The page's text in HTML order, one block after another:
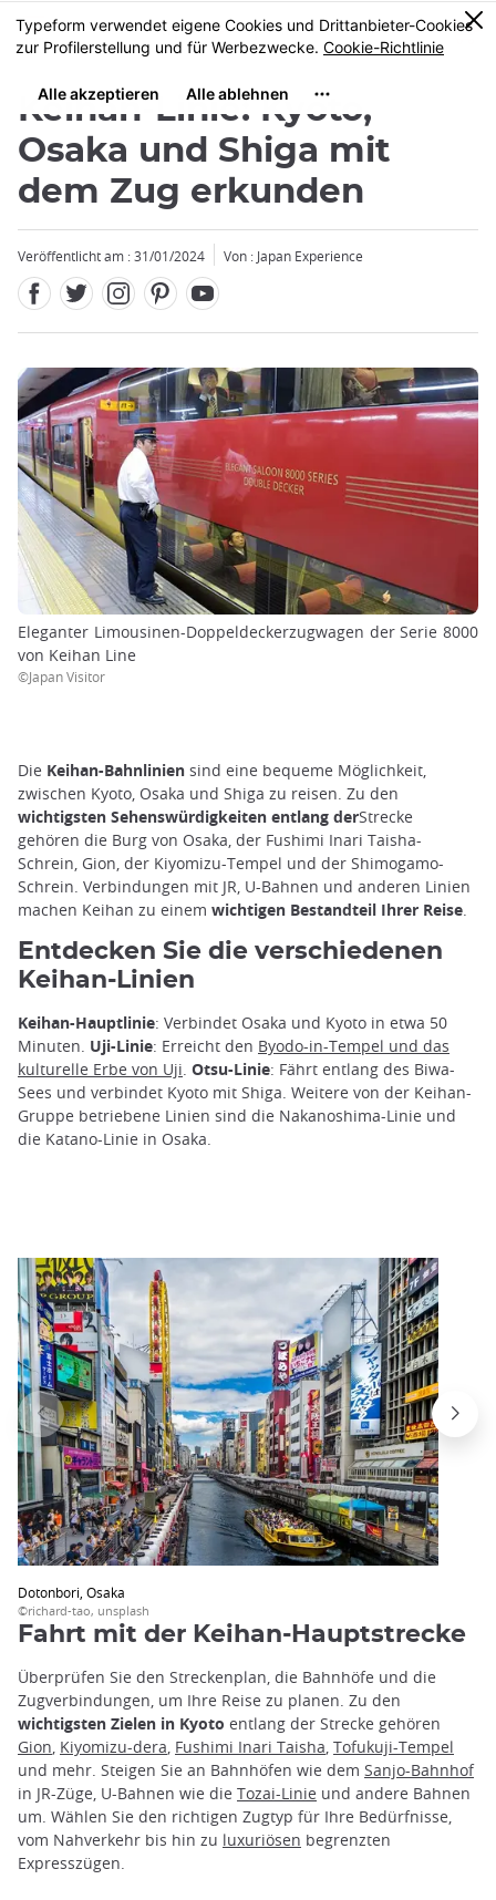
Größe
MENU
0
Keihan-Linie: Kyoto,
Osaka und Shiga mit
dem Zug erkunden
Veröffentlicht am : 31/01/2024 Von : Japan Experience
Eleganter Limousinen-Doppeldeckerzugwagen der Serie 8000
von Keihan Line
©Japan Visitor
Die Keihan-Bahnlinien sind eine bequeme Möglichkeit,
zwischen Kyoto, Osaka und Shiga zu reisen. Zu den
wichtigsten Sehenswürdigkeiten entlang derStrecke
gehören die Burg von Osaka, der Fushimi Inari Taisha-
Schrein, Gion, der Kiyomizu-Tempel und der Shimogamo-
Schrein. Verbindungen mit JR, U-Bahnen und anderen Linien
machen Keihan zu einem wichtigen Bestandteil Ihrer Reise
Entdecken Sie die verschiedenen
Keihan-Linien
Keihan-Hauptlinie: Verbindet Osaka und Kyoto in etwa 50
Minuten. Uji-Linie: Erreicht den Byodo-in-Tempel und das
kulturelle Erbe von Uji Otsu-Linie: Fährt entlang des Biwa-
Sees und verbindet Kyoto mit Shiga. Weitere von der Keihan-
Gruppe betriebene Linien sind die Nakanoshima-Linie und
die Katano-Linie in Osaka.
Dotonbori, Osaka
©richard-tao, unsplash
Schließen
Fahrt mit der Keihan-Hauptstrecke
Überprüfen Sie den Streckenplan, die Bahnhöfe und die
Zugverbindungen, um Ihre Reise zu planen. Zu den
wichtigsten Zielen in Kyoto entlang der Strecke gehören
Gion, Kiyomizu-dera, Fushimi Inari Taisha, Tofukuji-Tempel
und mehr. Steigen Sie an Bahnhöfen wie dem Sanjo-Bahnhof
in JR-Züge, U-Bahnen wie die Tozai-Linie und andere Bahnen
um. Wählen Sie den richtigen Zugtyp für Ihre Bedürfnisse,
vom Nahverkehr bis hin zu luxuriösen begrenzten
Expresszügen.
Schließen